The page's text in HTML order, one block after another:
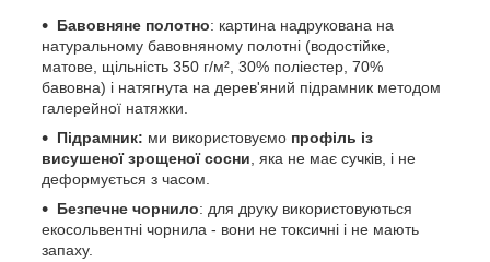
Бавовняне полотно: картина надрукована на
натуральному бавовняному полотні (водостійке,
матове, щільність 350 г/м², 30% поліестер, 70%
бавовна) і натягнута на дерев'яний підрамник методом
галерейної натяжки.
Підрамник: ми використовуємо профіль із
висушеної зрощеної сосни, яка не має сучків, і не
деформується з часом.
Безпечне чорнило: для друку використовуються
екосольвентні чорнила - вони не токсичні і не мають
запаху.